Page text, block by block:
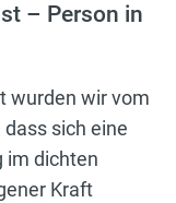
– Person in
wurden wir vom
sich eine
im dichten
Kraft